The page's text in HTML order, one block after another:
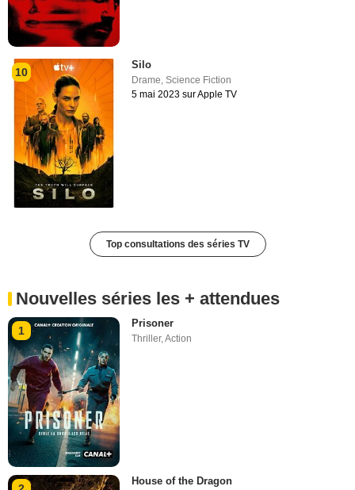
10
Silo
Drame,Science Fiction
5 mai 2023 sur Apple TV
Top consultations des séries TV
Nouvelles séries les + attendues
1
Prisoner
Thriller,Action
House of the Dragon